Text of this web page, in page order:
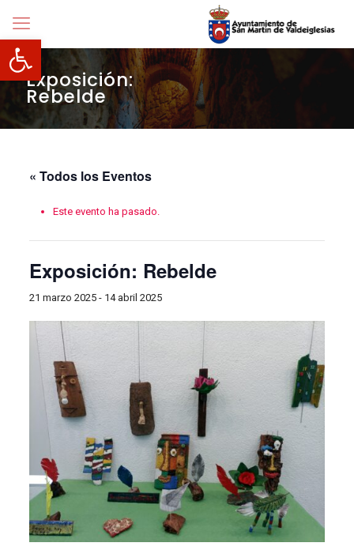
Abrir barra de herramientas
Exposición:
Rebelde
« Todos los Eventos
Este evento ha pasado.
Exposición: Rebelde
21 marzo 2025- 14 abril 2025